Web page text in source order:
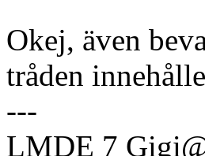
Okej, även
tråden
---
LMDE 7